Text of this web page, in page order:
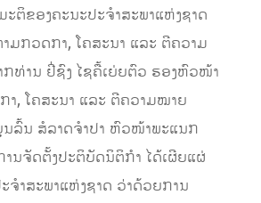
ຕິຂອງຄະນະປະຈຳສະພາແຫ່ງຊາດ
ມກວດກາ, ໂຄສະນາ ແລະ ຕີຄວາມ
ທ່ານ ຢີ່ຊົງ ໄຊຄື້ເຍ່ຍຕົວ ຮອງຫົວໜ້າ
, ໂຄສະນາ ແລະ ຕີຄວາມໝາຍ
ລົ້ນ ສໍລາດຈຳປາ ຫົວໜ້າພະແນກ
ນຈັດຕັ້ງປະຕິບັດນິຕິກຳ ໄດ້ເຜີຍແຜ່
ຈຳສະພາແຫ່ງຊາດ ວ່າດ້ວຍການ